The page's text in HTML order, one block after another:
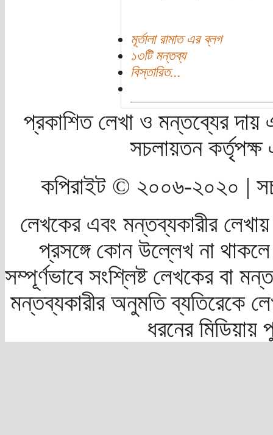
মূর্তালা রামাত এর ব্লগ
১৩টি মন্তব্য
বিস্তারিত...
প্রকাশিত লেখা ও মন্তব্যের দায়
সচলায়তন
কপিরাইট © ২০০৬-২০২০ |
লেখকের এবং মন্তব্যকারীর
প্রসঙ্গে কোন উল্লেখ না
সম্পূর্ণভাবে সংশ্লিষ্ট লেখকের বা
মন্তব্যকারীর অনুমতি ব্যতিরেকে
ধরনের মিডিয়ায়